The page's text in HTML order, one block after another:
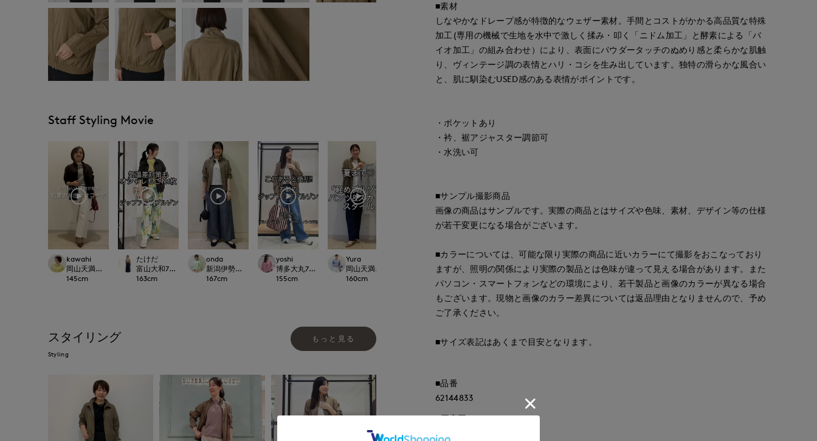
Staff Styling Movie
kawahi
岡山天満屋7-IDconcept.
145cm
たけだ
富山大和7-IDconcept.
163cm
onda
新潟伊勢丹7-IDconcept.
167cm
yoshi
博多大丸7-IDconcept.
155cm
Yura
岡山天満屋7-IDconcept.
160cm
新潟伊勢丹7-IDconcept.
スタイリング
Styling
もっと見る
■素材
しなやかなドレープ感が特徴的なウェザー素材。手間とコストがかかる高品質な特殊
加工(専用の機械で生地を水中で激しく揉み・叩く「ニドム加工」と酵素による「バ
イオ加工」の組み合わせ）により、表面にパウダータッチのぬめり感と柔らかな肌触
り、ヴィンテージ調の表情とハリ・コシを生み出しています。独特の滑らかな風合い
と、肌に馴染むUSED感のある表情がポイントです。
・ポケットあり
・衿、裾アジャスター調節可
・水洗い可
■サンプル撮影商品
画像の商品はサンプルです。実際の商品とはサイズや色味、素材、デザイン等の仕様
が若干変更になる場合がございます。
■カラーについては、可能な限り実際の商品に近いカラーにて撮影をおこなっており
ますが、照明の関係により実際の製品とは色味が違って見える場合があります。また
パソコン・スマートフォンなどの環境により、若干製品と画像のカラーが異なる場合
もございます。現物と画像のカラー差異については返品理由となりませんので、予め
ご了承ください。
■サイズ表記はあくまで目安となります。
■品番
62144833
■原産国
中国製